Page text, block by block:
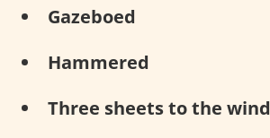
Gazeboed
Hammered
Three sheets to the wind